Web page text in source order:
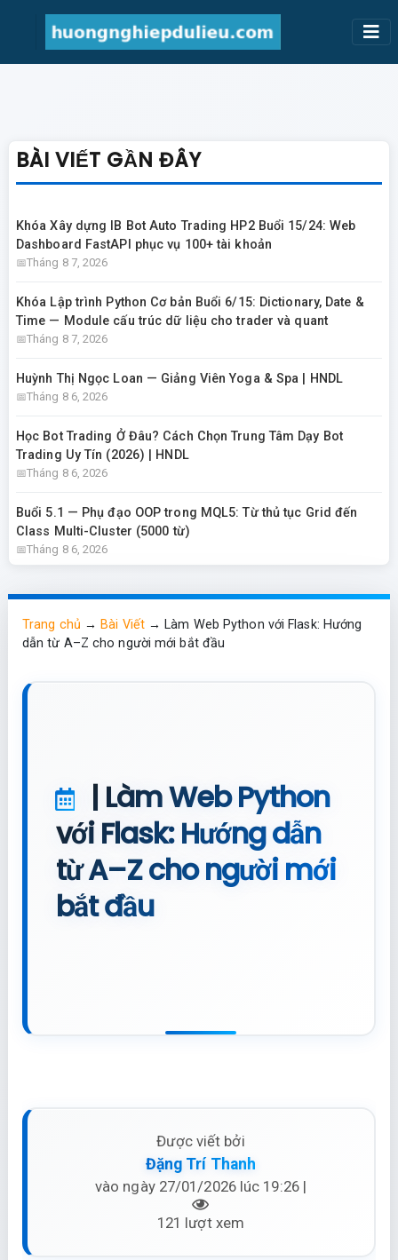
BÀI VIẾT GẦN ĐÂY
Khóa Xây dựng IB Bot Auto Trading HP2 Buổi 15/24: Web
Dashboard FastAPI phục vụ 100+ tài khoản
Tháng 8 7, 2026
Khóa Lập trình Python Cơ bản Buổi 6/15: Dictionary, Date &
Time — Module cấu trúc dữ liệu cho trader và quant
Tháng 8 7, 2026
Huỳnh Thị Ngọc Loan — Giảng Viên Yoga & Spa | HNDL
Tháng 8 6, 2026
Học Bot Trading Ở Đâu? Cách Chọn Trung Tâm Dạy Bot
Trading Uy Tín (2026) | HNDL
Tháng 8 6, 2026
Buổi 5.1 — Phụ đạo OOP trong MQL5: Từ thủ tục Grid đến
Class Multi-Cluster (5000 từ)
Tháng 8 6, 2026
Trang chủ →Bài Viết→Làm Web Python với Flask: Hướng
dẫn từ A–Z cho người mới bắt đầu
| Làm Web Python
với Flask: Hướng dẫn
từ A–Z cho người mới
bắt đầu
Được viết bởi
Đặng Trí Thanh
vào ngày 27/01/2026 lúc 19:26 |
121 lượt xem